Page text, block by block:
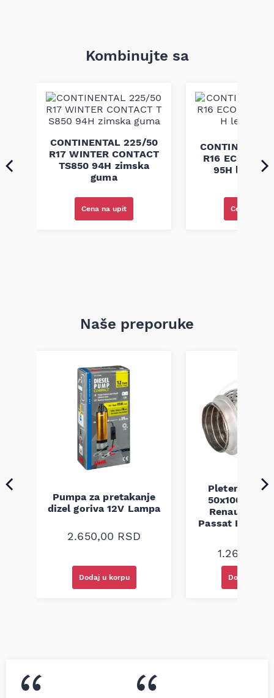
Kombinujte sa
CONTINENTAL 225/50
R17 WINTER CONTACT
TS850 94H zimska
guma
Cena na upit
R16 ECO
95H letnja
Cena na
Naše preporuke
Pumpa za pretakanje
dizel goriva 12V Lampa
2.650,00 RSD
Dodaj u korpu
Pletenica
50x100 Audi
Renault
Passat B5
1.260,00
Dodaj u